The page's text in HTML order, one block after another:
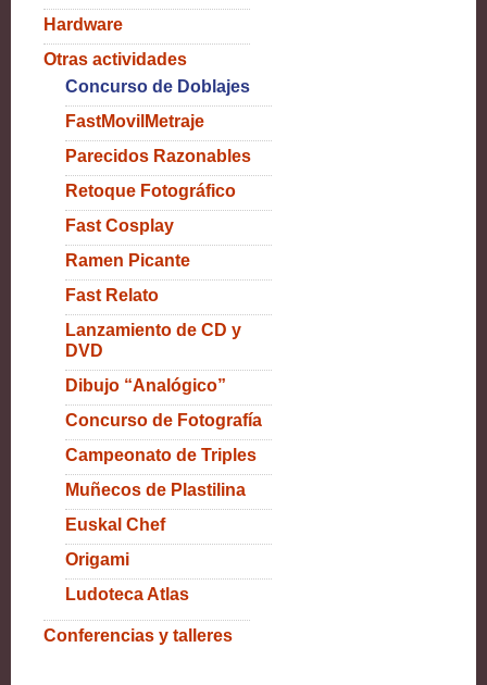
Hardware
Otras actividades
Concurso de Doblajes
FastMovilMetraje
Parecidos Razonables
Retoque Fotográfico
Fast Cosplay
Ramen Picante
Fast Relato
Lanzamiento de CD y
DVD
Dibujo “Analógico”
Concurso de Fotografía
Campeonato de Triples
Muñecos de Plastilina
Euskal Chef
Origami
Ludoteca Atlas
Conferencias y talleres